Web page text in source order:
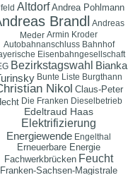
Altdorf Andrea Pohlmann
Brandl Andreas
Meder Armin Kroder
Autobahnanschluss Bahnhof
Eisenbahngesellschaft
Bezirkstagswahl Bianka
Bunte Liste Burgthann
Nikol Claus-Peter
Die Franken Dieselbetrieb
Edeltraud Haas
Elektrifizierung
Energiewende Engelthal
Erneuerbare Energie
Fachwerkbrücken Feucht
Franken-Sachsen-Magistrale